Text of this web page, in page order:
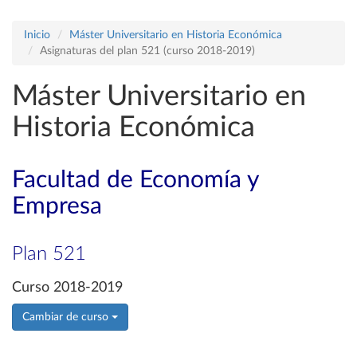
Inicio
Máster Universitario en Historia Económica
Asignaturas del plan 521 (curso 2018-2019)
Máster Universitario en
Historia Económica
Facultad de Economía y
Empresa
Plan 521
Curso 2018-2019
Cambiar de curso